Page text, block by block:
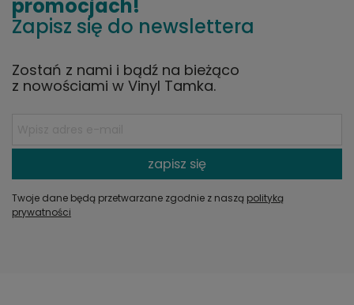
promocjach!
Zapisz się do newslettera
Zostań z nami i bądź na bieżąco
z nowościami w Vinyl Tamka.
zapisz się
Twoje dane będą przetwarzane zgodnie z naszą polityką
prywatności